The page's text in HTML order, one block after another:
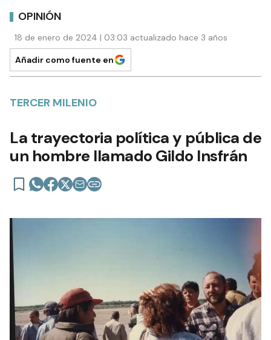
OPINIÓN
18 de enero de 2024 | 03:03 actualizado hace 3 años
Añadir como fuente en
TERCER MILENIO
La trayectoria política y pública de
un hombre llamado Gildo Insfrán